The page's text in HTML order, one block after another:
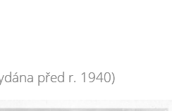
před r. 1940)